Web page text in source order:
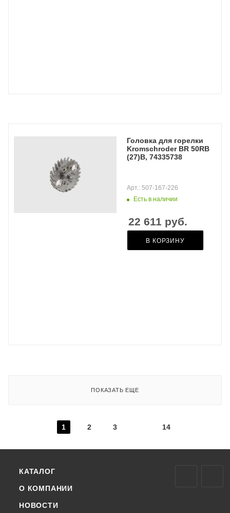
Головка для горелки
Kromschroder BR 50RB
(27)B, 74335738
Есть в наличии
Арт.: 507-167-226
22 611 руб.
В КОРЗИНУ
ПОКАЗАТЬ ЕЩЕ
1 2 3 14
КАТАЛОГ
О КОМПАНИИ
НОВОСТИ